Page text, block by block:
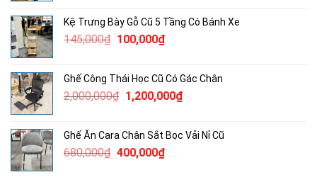
172,000₫. là:
100,000₫.
Kệ Trưng Bày Gỗ Cũ 5 Tầng Có Bánh Xe
145,000₫ Giá
145,000₫.
100,000₫Giá
là:
100,000₫.
Ghế Công Thái Học Cũ Có Gác Chân
2,000,000₫ Giá
2,000,000₫.
1,200,000₫Giá
là:
Ghế Ăn Cara Chân Sắt Bọc Vải Nỉ Cũ
680,000₫ Giá
400,000₫Giá